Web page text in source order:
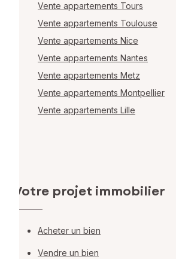
Vente appartements Tours
Vente appartements Toulouse
Vente appartements Nice
Vente appartements Nantes
Vente appartements Metz
Vente appartements Montpellier
Vente appartements Lille
Votre projet immobilier
Acheter un bien
Vendre un bien